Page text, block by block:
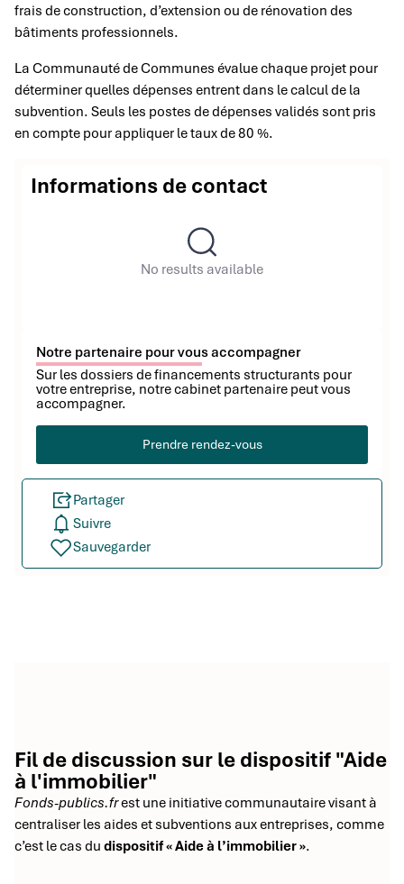
frais de construction, d’extension ou de rénovation des
bâtiments professionnels.
La Communauté de Communes évalue chaque projet pour
déterminer quelles dépenses entrent dans le calcul de la
subvention. Seuls les postes de dépenses validés sont pris
en compte pour appliquer le taux de 80 %.
Informations de contact
No results available
Notre partenaire pour vous accompagner
Sur les dossiers de financements structurants pour
votre entreprise, notre cabinet partenaire peut vous
accompagner.
Prendre rendez-vous
Partager
Suivre
Sauvegarder
Fil de discussion sur le dispositif "Aide
à l'immobilier"
Fonds-publics.frest une initiative communautaire visant à
centraliser les aides et subventions aux entreprises, comme
c’est le cas du dispositif « Aide à l’immobilier ».